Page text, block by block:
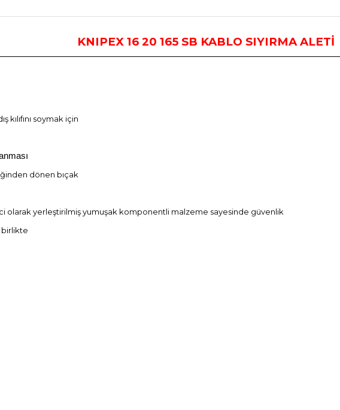
KNIPEX 16 20 165 SB KABLO SIYIRMA ALETİ
kılıfını soymak için
dönen bıçak
olarak yerleştirilmiş yumuşak komponentli malzeme sayesinde güvenlik
birlikte